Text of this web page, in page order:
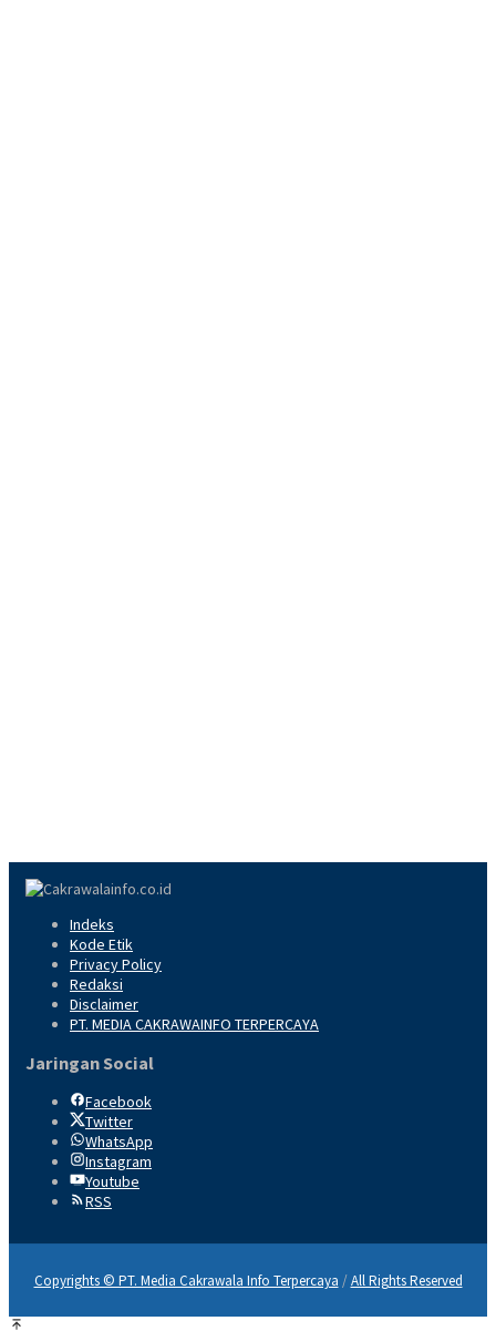
Indeks
Kode Etik
Privacy Policy
Redaksi
Disclaimer
PT. MEDIA CAKRAWAINFO TERPERCAYA
Jaringan Social
Facebook
Twitter
WhatsApp
Instagram
Youtube
RSS
Copyrights © PT. Media Cakrawala Info Terpercaya /All Rights Reserved